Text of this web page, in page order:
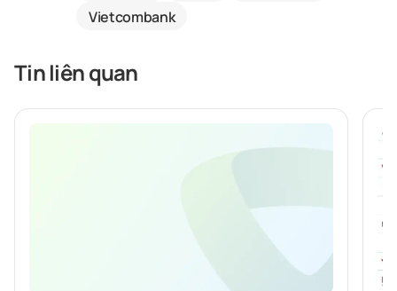
Vietcombank
Tin liên quan